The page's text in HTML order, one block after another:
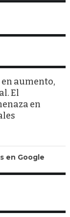
en aumento,
El
en
en Google